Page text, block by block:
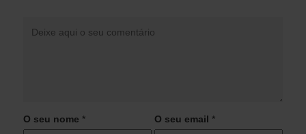
O seu nome * O seu email *